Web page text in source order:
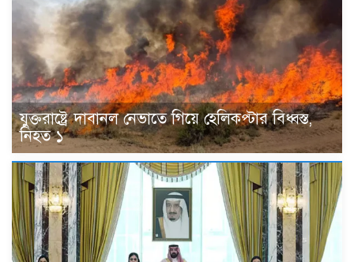
যুক্তরাষ্ট্রে দাবানল নেভাতে গিয়ে হেলিকপ্টার বিধ্বস্ত,
নিহত ১